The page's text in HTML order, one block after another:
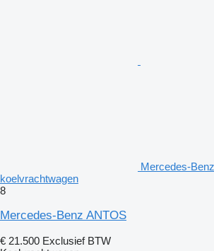
Mercedes-
koelvrachtwagen
8
Mercedes-Benz ANTOS
€ 21.500 Exclusief BTW